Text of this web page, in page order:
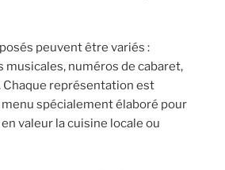
peuvent être variés :
musicales, numéros de cabaret,
Chaque représentation est
menu spécialement élaboré pour
valeur la cuisine locale ou